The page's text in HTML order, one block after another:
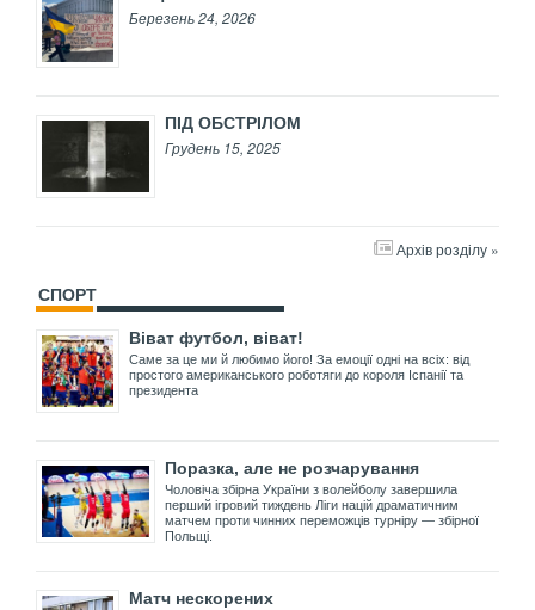
Березень 24, 2026
ПІД ОБСТРІЛОМ
Грудень 15, 2025
Архів розділу »
СПОРТ
Віват футбол, віват!
Саме за це ми й любимо його! За емоції одні на всіх: від
простого американського роботяги до короля Іспанії та
президента
Поразка, але не розчарування
Чоловіча збірна України з волейболу завершила
перший ігровий тиждень Ліги націй драматичним
матчем проти чинних переможців турніру — збірної
Польщі.
Матч нескорених